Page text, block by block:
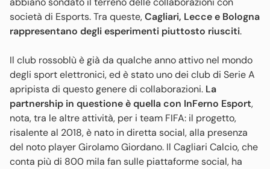
società di Esports. Tra queste,Cagliari, Lecce e Bologna
rappresentano degli esperimenti piuttosto riusciti.
Il club rossoblù è già da qualche anno attivo nel mondo
degli sport elettronici, ed è stato uno dei club di Serie A
apripista di questo genere di collaborazioni. La
partnership in questione è quella con InFerno Esport,
nota, tra le altre attività, per i team FIFA: il progetto,
risalente al 2018, è nato in diretta social, alla presenza
del noto player Girolamo Giordano. Il Cagliari Calcio, che
conta più di 800 mila fan sulle piattaforme social, ha